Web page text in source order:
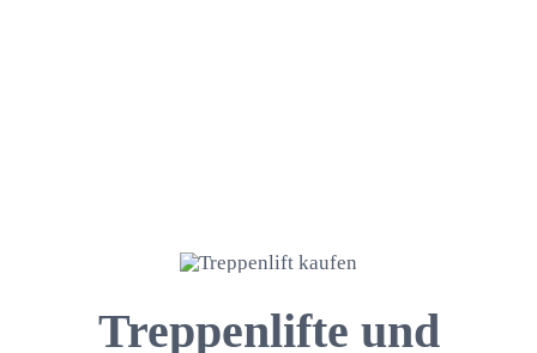
Treppenlifte und